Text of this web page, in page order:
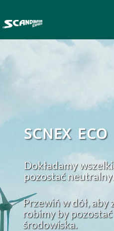
Przewiń w dół, aby
robimy by
środowiska.
SCNEX ECO
Dokładamy
pozostać